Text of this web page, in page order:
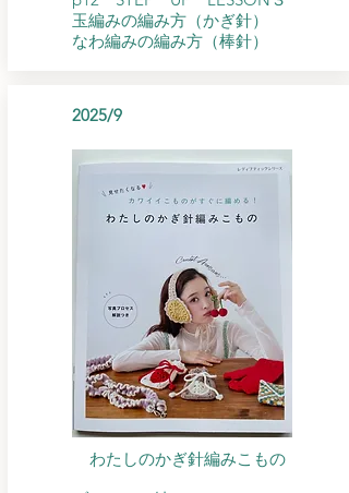
玉編みの編み方（かぎ針）
なわ編みの編み方（棒針）
2025/9
わたしのかぎ針編みこもの